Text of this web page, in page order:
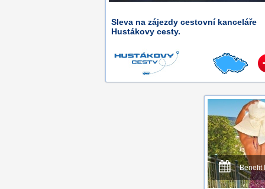
Sleva na zájezdy cestovní kanceláře
Hustákovy cesty.
Benefit